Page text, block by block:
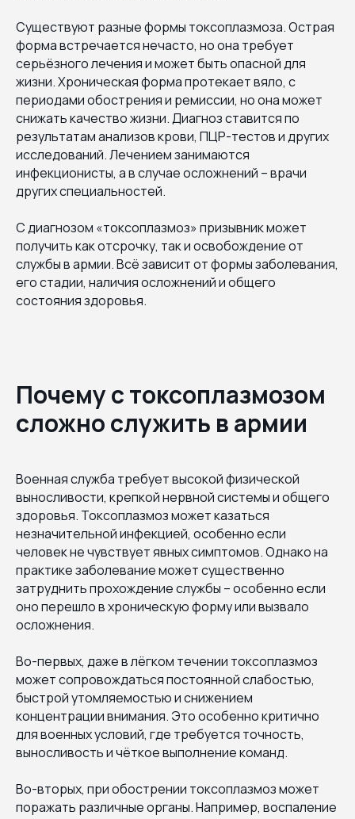
Существуют разные формы токсоплазмоза. Острая
форма встречается нечасто, но она требует
серьёзного лечения и может быть опасной для
жизни. Хроническая форма протекает вяло, с
периодами обострения и ремиссии, но она может
снижать качество жизни. Диагноз ставится по
результатам анализов крови, ПЦР-тестов и других
исследований. Лечением занимаются
инфекционисты, а в случае осложнений – врачи
других специальностей.
С диагнозом «токсоплазмоз» призывник может
получить как отсрочку, так и освобождение от
службы в армии. Всё зависит от формы заболевания,
его стадии, наличия осложнений и общего
состояния здоровья.
Почему с токсоплазмозом
сложно служить в армии
Военная служба требует высокой физической
выносливости, крепкой нервной системы и общего
здоровья. Токсоплазмоз может казаться
незначительной инфекцией, особенно если
человек не чувствует явных симптомов. Однако на
практике заболевание может существенно
затруднить прохождение службы – особенно если
оно перешло в хроническую форму или вызвало
осложнения.
Во-первых, даже в лёгком течении токсоплазмоз
может сопровождаться постоянной слабостью,
быстрой утомляемостью и снижением
концентрации внимания. Это особенно критично
для военных условий, где требуется точность,
выносливость и чёткое выполнение команд.
Во-вторых, при обострении токсоплазмоз может
поражать различные органы. Например, воспаление